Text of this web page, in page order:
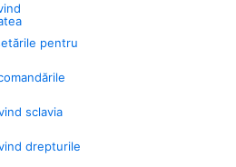
pentru
sclavia
drepturile